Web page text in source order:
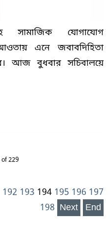
যোগাযোগ
এনে জবাবদিহিতা
আজ বুধবার সচিবালয়ে
229
192 193 194 195 196 197
198 Next End